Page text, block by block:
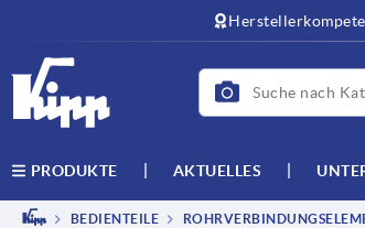
PRODUKTE AKTUELLES
BEDIENTEILE